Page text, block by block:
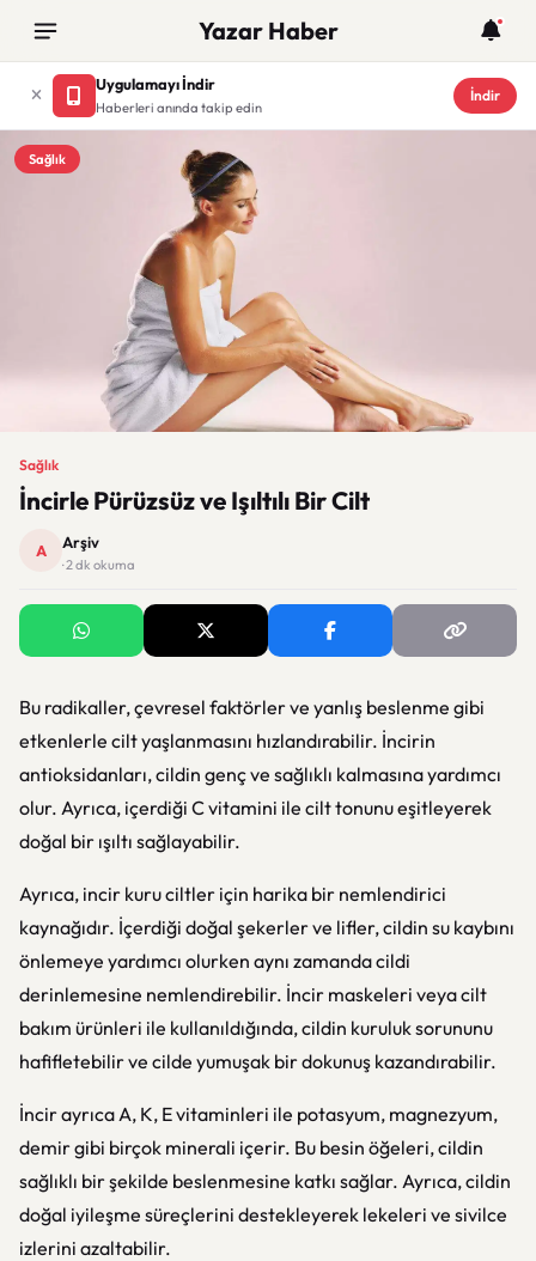
Yazar Haber
Uygulamayı İndir
Haberleri anında takip edin
İndir
Sağlık
Sağlık
İncirle Pürüzsüz ve Işıltılı Bir Cilt
A Arşiv
· 2 dk okuma
Bu radikaller, çevresel faktörler ve yanlış beslenme gibi
etkenlerle cilt yaşlanmasını hızlandırabilir. İncirin
antioksidanları, cildin genç ve sağlıklı kalmasına yardımcı
olur. Ayrıca, içerdiği C vitamini ile cilt tonunu eşitleyerek
doğal bir ışıltı sağlayabilir.
Ayrıca, incir kuru ciltler için harika bir nemlendirici
kaynağıdır. İçerdiği doğal şekerler ve lifler, cildin su kaybını
önlemeye yardımcı olurken aynı zamanda cildi
derinlemesine nemlendirebilir. İncir maskeleri veya cilt
bakım ürünleri ile kullanıldığında, cildin kuruluk sorununu
hafifletebilir ve cilde yumuşak bir dokunuş kazandırabilir.
İncir ayrıca A, K, E vitaminleri ile potasyum, magnezyum,
demir gibi birçok minerali içerir. Bu besin öğeleri, cildin
sağlıklı bir şekilde beslenmesine katkı sağlar. Ayrıca, cildin
doğal iyileşme süreçlerini destekleyerek lekeleri ve sivilce
izlerini azaltabilir.